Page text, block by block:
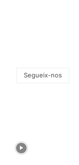
Segueix-nos